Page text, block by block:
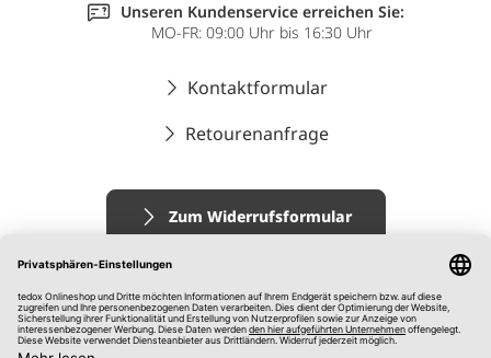
Unseren Kundenservice erreichen Sie:
MO-FR: 09:00 Uhr bis 16:30 Uhr
Kontaktformular
Retourenanfrage
Zum Widerrufsformular
Impressum
AGB